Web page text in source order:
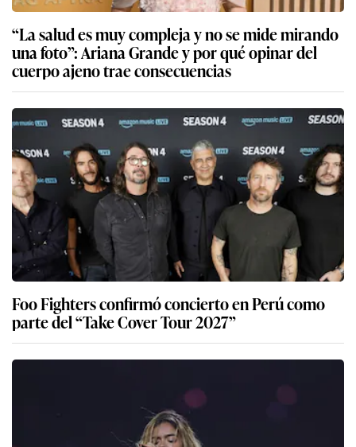
“La salud es muy compleja y no se mide mirando
una foto”: Ariana Grande y por qué opinar del
cuerpo ajeno trae consecuencias
Foo Fighters confirmó concierto en Perú como
parte del “Take Cover Tour 2027”